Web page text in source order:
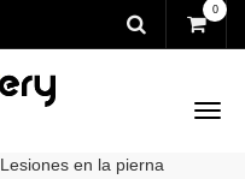
0
Lesiones en la pierna